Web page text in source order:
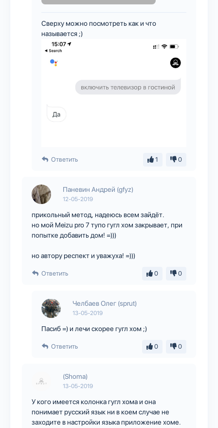
Сверху можно посмотреть как и что
называется ;)
Ответить 1 0
Паневин Андрей (gfyz)
12-05-2019
прикольный метод, надеюсь всем зайдёт.
но мой Meizu pro 7 тупо гугл хом закрывает, при
попытке добавить дом! =)))
но автору респект и уважуха! =)))
Ответить 0 0
Челбаев Олег (sprut)
13-05-2019
Пасиб =) и лечи скорее гугл хом ;)
Ответить 0 0
(Shoma)
13-05-2019
У кого имеется колонка гугл хома и она
понимает русский язык ни в коем случае не
заходите в настройки языка приложение хоме.